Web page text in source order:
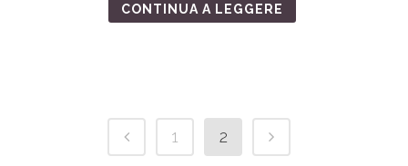
CONTINUA A LEGGERE
1 2